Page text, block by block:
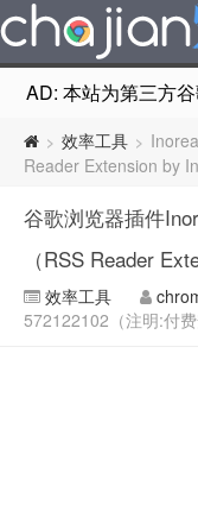
AD: 本站为第三方
> 效率工具 >
Reader Extension by
谷歌浏览器插件
（RSS Reader
效率工具
572122102（注明:付费